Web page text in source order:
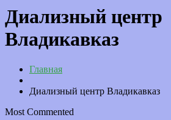
Диализный центр
Владикавказ
Главная
Диализный центр Владикавказ
Most Commented